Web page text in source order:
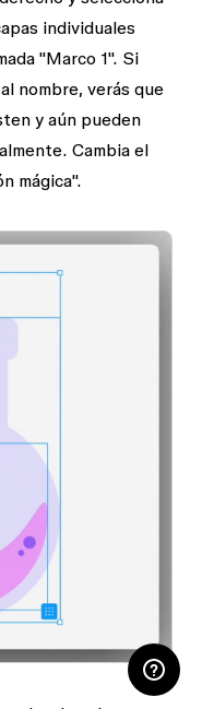
individuales
"Marco 1". Si
nombre, verás que
y aún pueden
Cambia el
mágica".